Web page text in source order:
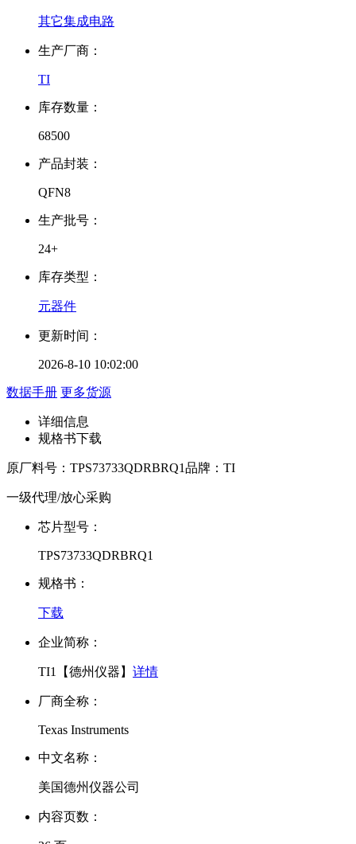
其它集成电路
生产厂商：
TI
库存数量：
68500
产品封装：
QFN8
生产批号：
24+
库存类型：
元器件
更新时间：
2026-8-10 10:02:00
数据手册 更多货源
详细信息
规格书下载
原厂料号： TPS73733QDRBRQ1品牌： TI
一级代理/放心采购
芯片型号：
TPS73733QDRBRQ1
规格书：
下载
企业简称：
TI1【德州仪器】 详情
厂商全称：
Texas Instruments
中文名称：
美国德州仪器公司
内容页数：